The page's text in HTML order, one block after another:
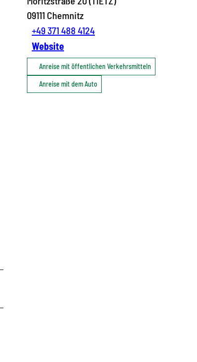
09111 Chemnitz
+49 371 488 4124
Website
Anreise mit öffentlichen Verkehrsmitteln
Anreise mit dem Auto